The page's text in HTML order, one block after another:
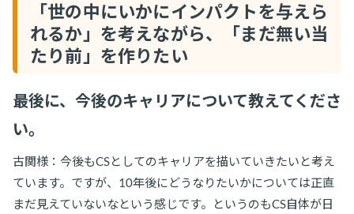
「世の中にいかにインパクトを与えら
れるか」を考えながら、「まだ無い当
たり前」を作りたい
最後に、今後のキャリアについて教えてくださ
い。
古関様：今後もCSとしてのキャリアを描いていきたいと考え
ています。ですが、10年後にどうなりたいかについては正直
まだ見えていないなという感じです。というのもCS自体が日